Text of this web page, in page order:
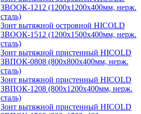
ЗВООК-1212 (1200x1200x400мм, нерж.
сталь)
Зонт вытяжной островной HICOLD
ЗВООК-1512 (1200х1500х400мм, нерж.
сталь)
Зонт вытяжной пристенный HICOLD
ЗВПОК-0808 (800х800х400мм, нерж.
сталь)
Зонт вытяжной пристенный HICOLD
ЗВПОК-1208 (800х1200х400мм, нерж.
сталь)
Зонт вытяжной пристенный HICOLD